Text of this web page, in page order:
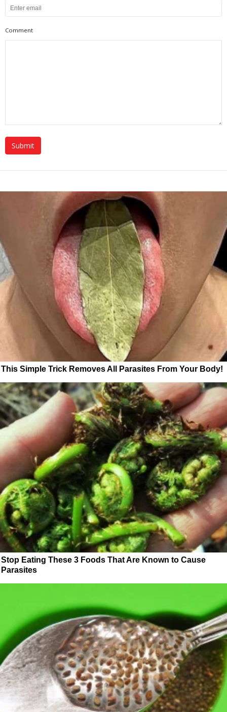
Comment
This Simple Trick Removes All Parasites From Your Body!
Stop Eating These 3 Foods That Are Known to Cause
Parasites